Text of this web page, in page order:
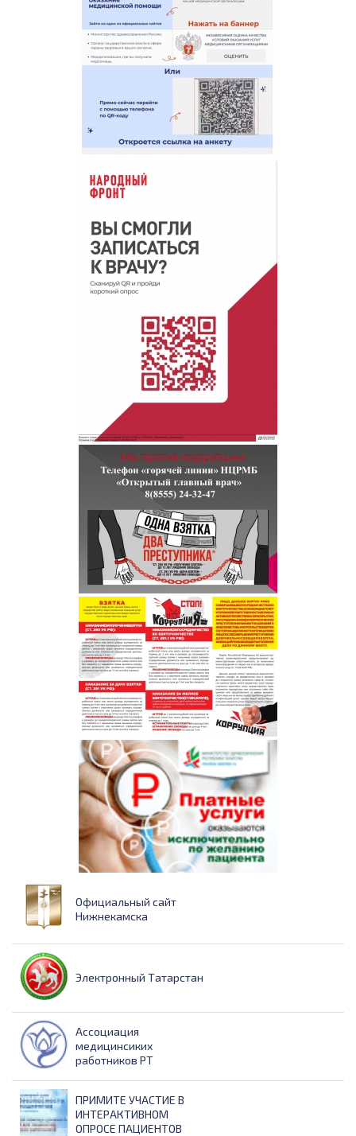
Официальный сайт
Нижнекамска
Электронный Татарстан
Ассоциация
медицинсиких
работников РТ
ПРИМИТЕ УЧАСТИЕ В
ИНТЕРАКТИВНОМ
ОПРОСЕ ПАЦИЕНТОВ